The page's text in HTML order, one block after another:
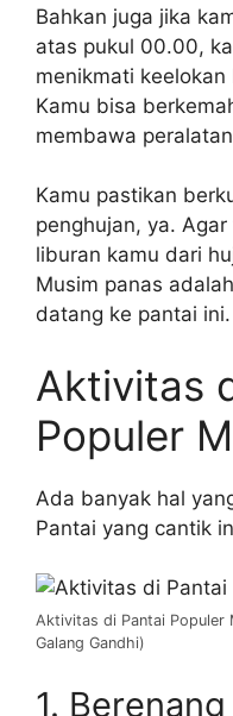
Bahkan juga jika
atas pukul 00.00,
menikmati
Kamu bisa
membawa
Kamu pastikan
penghujan, ya.
liburan kamu dari
Musim panas
datang ke pantai ini.
Aktivitas
Populer
Ada banyak hal
Pantai yang cantik
Aktivitas di Pantai Populer
Galang Gandhi)
1. Berenang